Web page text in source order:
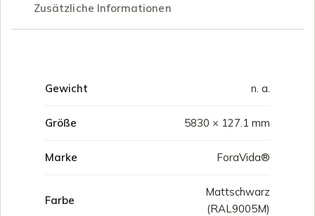
Zusätzliche Informationen
Gewicht n. a.
Größe 5830 × 127.1 mm
Marke ForaVida®
Farbe
Mattschwarz
(RAL9005M)